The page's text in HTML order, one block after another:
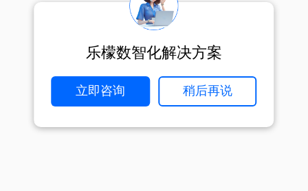
乐檬数智化解决方案
立即咨询 稍后再说